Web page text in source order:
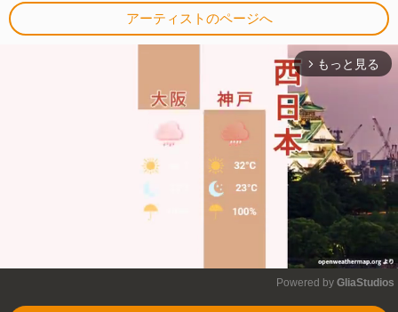
アーティストのページへ
arrow_forward_ios もっと見る
Powered by GliaStudios